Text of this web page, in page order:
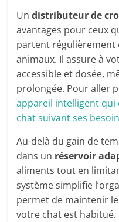
Undistributeur de
avantages pour ceux
partent
animaux. Il assure à
accessible et dosée,
prolongée. Pour aller
appareil intelligent qui
chat suivant ses
Au-delà du gain de
dans un réservoir
aliments tout en
système simplifie
permet de maintenir
votre chat est habitué.